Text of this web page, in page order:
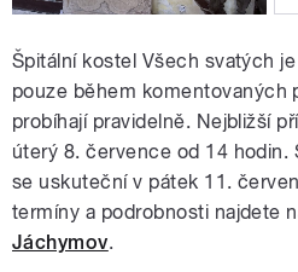
Špitální kostel Všech svatých
pouze během komentovaných
probíhají pravidelně. Nejbližší
úterý 8. července od 14 hodin.
se uskuteční v pátek 11.
termíny a podrobnosti najdete
Jáchymov.